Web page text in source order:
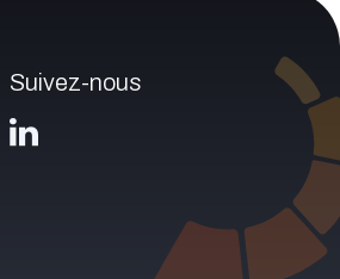
Suivez-nous